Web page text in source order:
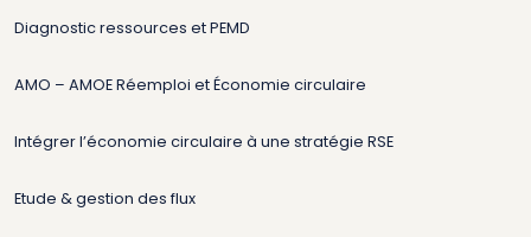
Diagnostic ressources et PEMD
AMO – AMOE Réemploi et Économie circulaire
Intégrer l’économie circulaire à une stratégie RSE
Etude & gestion des flux